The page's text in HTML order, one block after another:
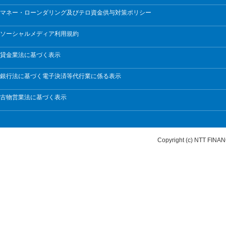
マネー・ローンダリング及びテロ資金供与対策ポリシー
ソーシャルメディア利用規約
貸金業法に基づく表示
銀行法に基づく電子決済等代行業に係る表示
古物営業法に基づく表示
Copyright (c) NTT